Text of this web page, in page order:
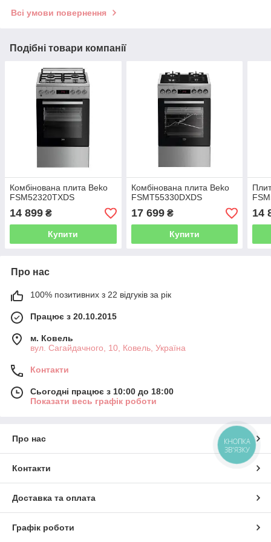
Всі умови повернення
Подібні товари компанії
Комбінована плита Beko
FSM52320TXDS
14 899 ₴
Купити
Комбінована плита Beko
FSMT55330DXDS
17 699₴
Купити
14
Про нас
100% позитивних з 22 відгуків за рік
Працює з 20.10.2015
м. Ковель
вул. Сагайдачного, 10, Ковель, Україна
Контакти
Сьогодні працює з 10:00 до 18:00
Показати весь графік роботи
Про нас
Контакти
Доставка та оплата
Графік роботи
КНОПКА
ЗВ'ЯЗКУ